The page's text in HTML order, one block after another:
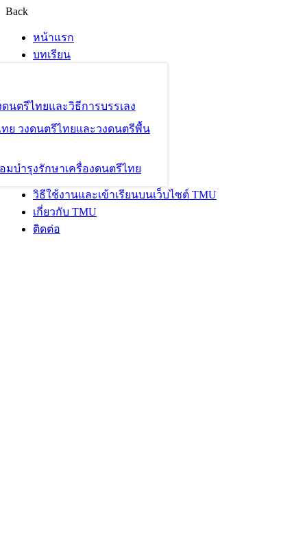
Back
หน้าแรก
บทเรียน
ดนตรีไทยและวิธีการบรรเลง
ทย วงดนตรีไทยและวงดนตรีพื้น
มบำรุงรักษาเครื่องดนตรีไทย
วิธีใช้งานและเข้าเรียนบนเว็บไซต์ TMU
เกี่ยวกับ TMU
ติดต่อ